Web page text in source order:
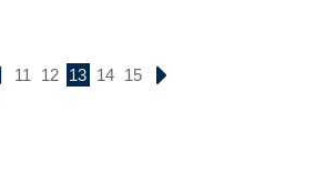
11 12 13 14 15